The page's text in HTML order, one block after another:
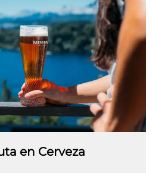
en Cerveza